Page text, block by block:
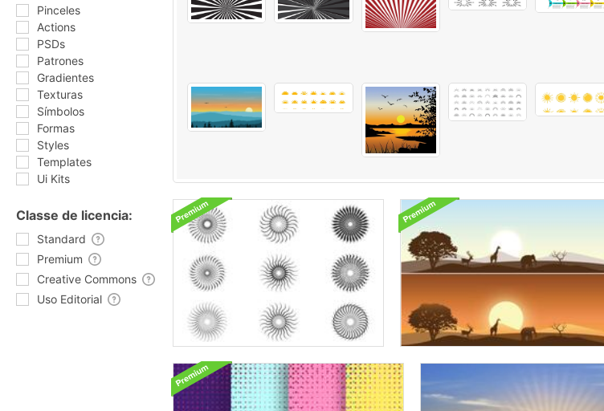
Pinceles
Actions
PSDs
Patrones
Gradientes
Texturas
Símbolos
Formas
Styles
Templates
Ui Kits
Classe de licencia:
Standard
Premium
Creative Commons
Uso Editorial